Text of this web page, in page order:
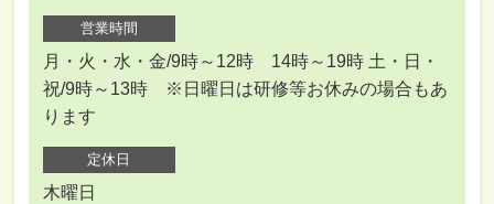
営業時間
月・火・水・金/9時～12時 14時～19時 土・日・
祝/9時～13時 ※日曜日は研修等お休みの場合もあ
ります
定休日
木曜日